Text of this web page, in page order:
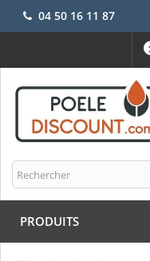
04 50 16 11 87
PRODUITS